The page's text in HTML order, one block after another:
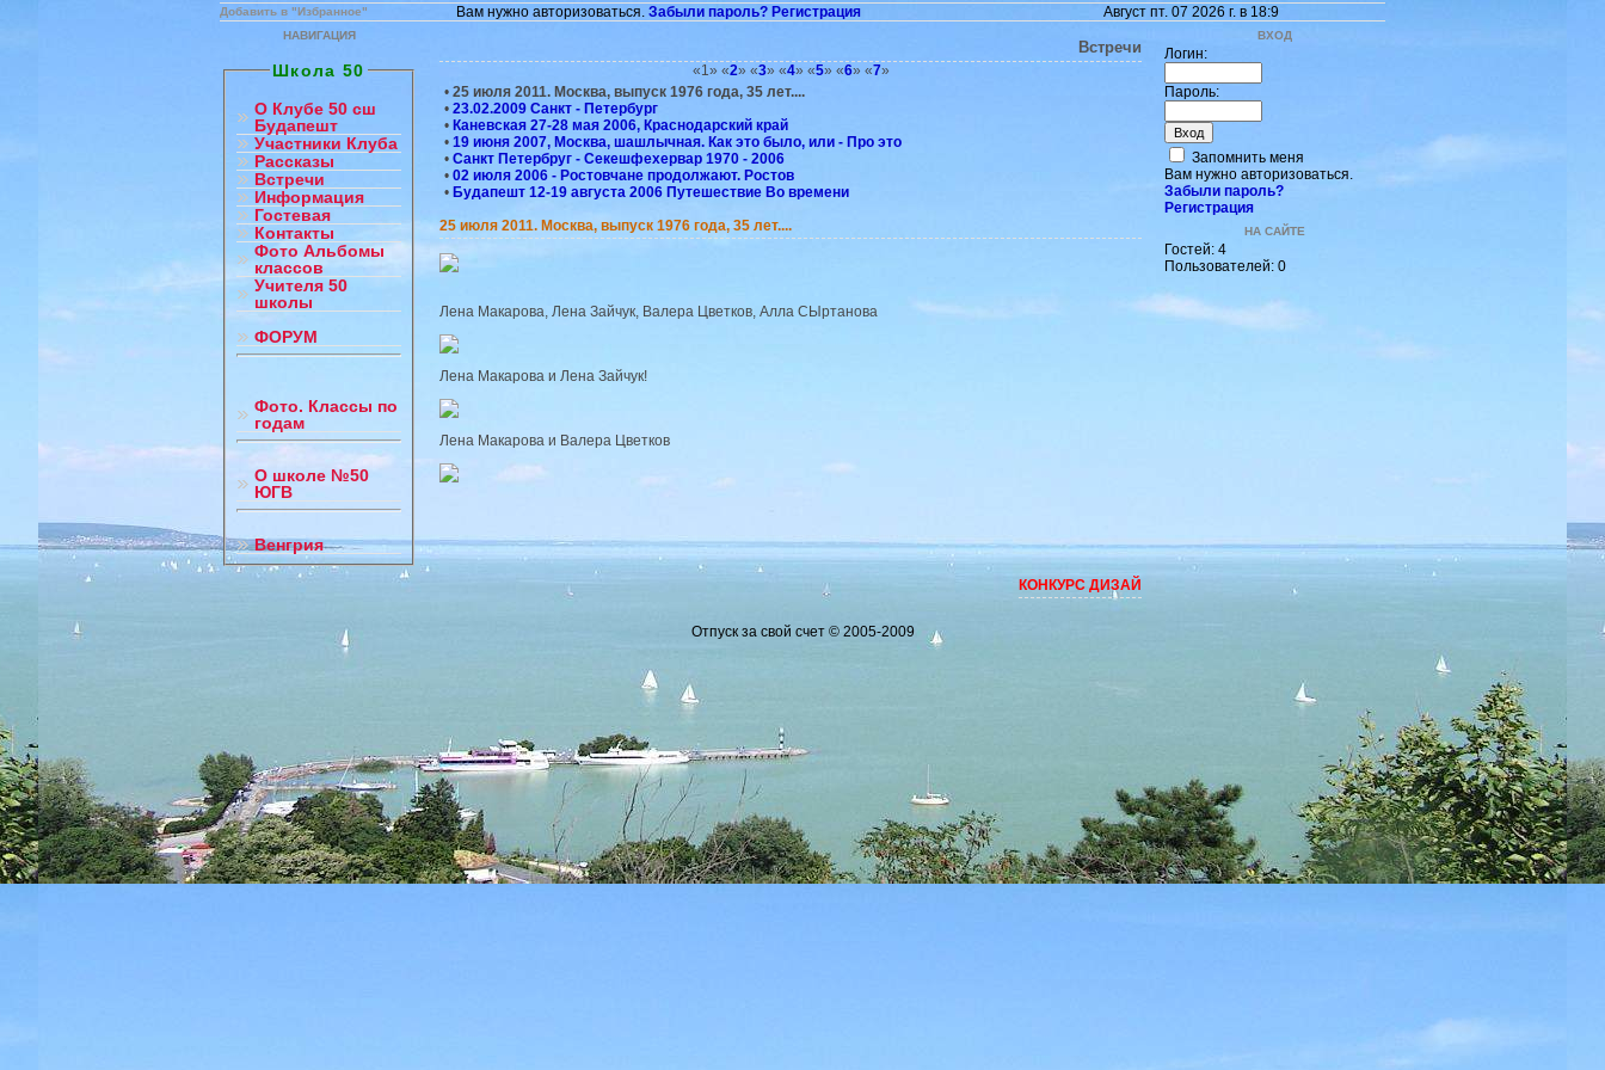
Добавить в "Избранное" Вам нужно авторизоваться. Забыли пароль? Регистрация Август пт. 07 2026 г. в 18:9
НАВИГАЦИЯ
Школа 50
О Клубе 50 сш
Будапешт
Участники Клуба
Рассказы
Встречи
Информация
Гостевая
Контакты
Фото Альбомы
классов
Учителя 50
школы
ФОРУМ
Фото. Классы по
годам
О школе №50
ЮГВ
Венгрия
Встречи
«1» «2» «3» «4» «5» «6» «7»
• 25 июля 2011. Москва, выпуск 1976 года, 35 лет....
• 23.02.2009 Санкт - Петербург
• Каневская 27-28 мая 2006, Краснодарский край
• 19 июня 2007, Москва, шашлычная. Как это было, или - Про это
• Санкт Петербруг - Секешфехервар 1970 - 2006
• 02 июля 2006 - Ростовчане продолжают. Ростов
• Будапешт 12-19 августа 2006 Путешествие Во времени
25 июля 2011. Москва, выпуск 1976 года, 35 лет....
Лена Макарова, Лена Зайчук, Валера Цветков, Алла СЫртанова
Лена Макарова и Лена Зайчук!
Лена Макарова и Валера Цветков
КОНКУРС ДИЗАЙНА - ваши ФОТО в фотошопе!!!! !
ВХОД
Логин:
Пароль:
Запомнить меня
Вам нужно авторизоваться.
Забыли пароль?
Регистрация
НА САЙТЕ
Гостей: 4
Пользователей: 0
Отпуск за свой счет © 2005-2009